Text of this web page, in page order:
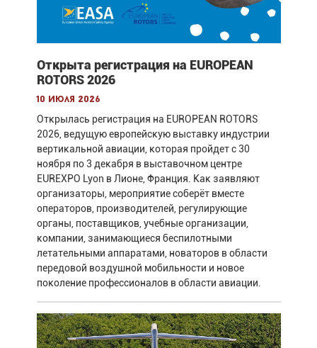
Открыта регистрация на EUROPEAN
ROTORS 2026
10 июля 2026
Открылась регистрация на EUROPEAN ROTORS
2026, ведущую европейскую выставку индустрии
вертикальной авиации, которая пройдет с 30
ноября по 3 декабря в выставочном центре
EUREXPO Lyon в Лионе, Франция. Как заявляют
организаторы, мероприятие соберёт вместе
операторов, производителей, регулирующие
органы, поставщиков, учебные организации,
компании, занимающиеся беспилотными
летательными аппаратами, новаторов в области
передовой воздушной мобильности и новое
поколение профессионалов в области авиации.